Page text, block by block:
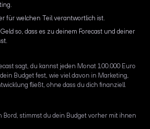
für welchen Teil verantwortlich ist.
so, dass es zu deinem Forecast und deiner
sagt, du kannst jeden Monat 100.000 Euro
Budget fest, wie viel davon in Marketing,
fließt, ohne dass du dich finanziell
Bord, stimmst du dein Budget vorher mit ihnen